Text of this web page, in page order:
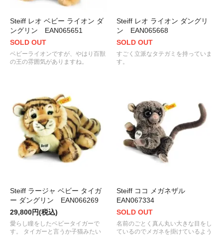
Steiff レオ ベビー ライオン ダ
ングリン EAN065651
SOLD OUT
ベビーライオンですが、やはり百獣
の王の雰囲気がありますね。
Steiff レオ ライオン ダングリ
ン EAN065668
SOLD OUT
すごく立派なタテガミを持っていま
す。
Steiff ラージャ ベビー タイガ
ー ダングリン EAN066269
29,800円(税込)
愛らし瞳をしたベビータイガーで
す。 タイガーと言うか子猫みたい
Steiff ココ メガネザル
EAN067334
SOLD OUT
名前のごとく真ん丸い大きな目をし
ているのでメガネを掛けているよう